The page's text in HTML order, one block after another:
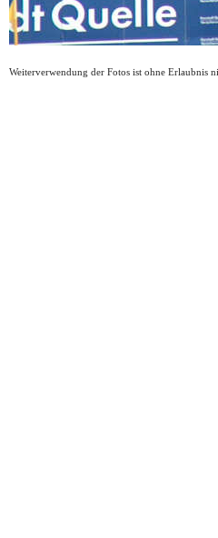
Weiterverwendung der Fotos ist ohne Erlaubnis